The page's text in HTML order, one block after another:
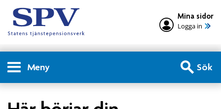
Mina sidor
Logga in
Meny Sök